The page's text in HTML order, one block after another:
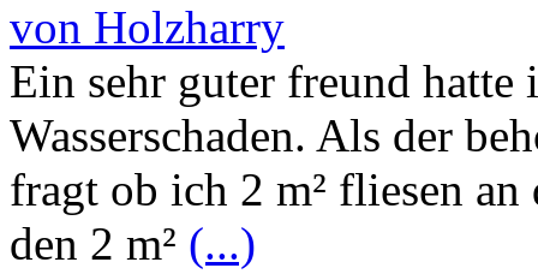
von Holzharry
Ein sehr guter freund
Wasserschaden. Als der
fragt ob ich 2 m² fliesen
den 2 m² (...)